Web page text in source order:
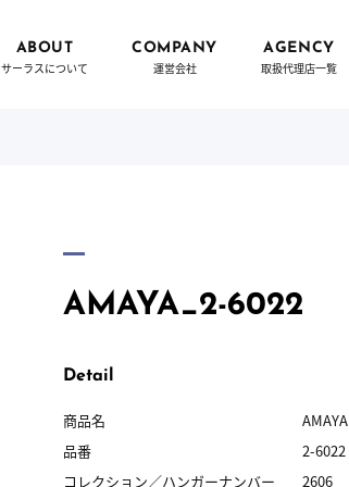
ABOUT
サーラスについて
COMPANY
運営会社
AGENCY
取扱代理店一覧
AMAYA_2-6022
Detail
商品名
AMAYA
品番
2-6022
コレクション／ハンガーナンバー 2606